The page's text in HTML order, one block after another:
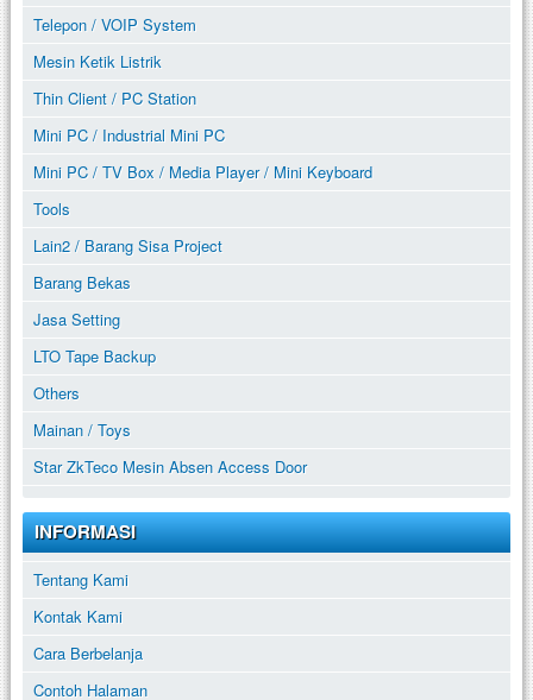
Telepon / VOIP System
Mesin Ketik Listrik
Thin Client / PC Station
Mini PC / Industrial Mini PC
Mini PC / TV Box / Media Player / Mini Keyboard
Tools
Lain2 / Barang Sisa Project
Barang Bekas
Jasa Setting
LTO Tape Backup
Others
Mainan / Toys
Star ZkTeco Mesin Absen Access Door
INFORMASI
Tentang Kami
Kontak Kami
Cara Berbelanja
Contoh Halaman